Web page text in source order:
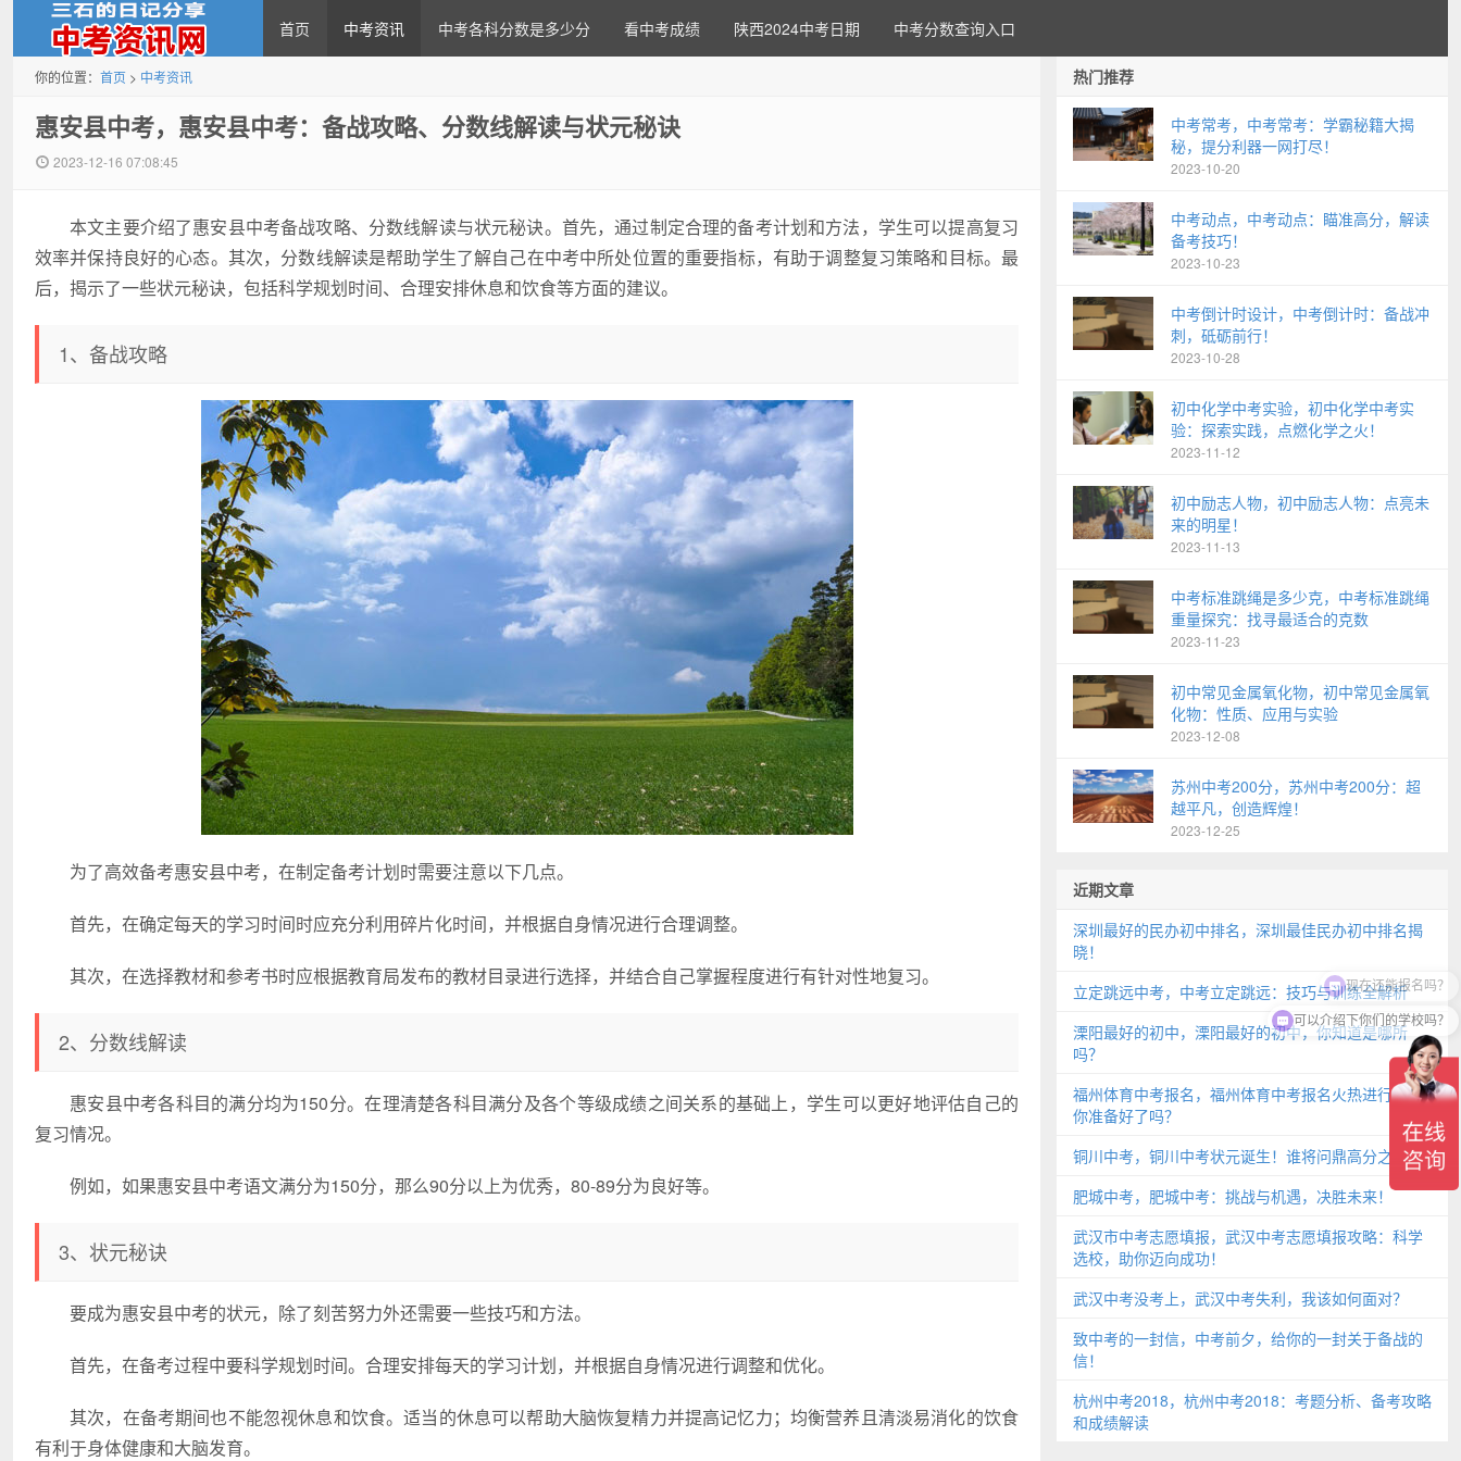
中考资讯网
首页 中考资讯 中考各科分数是多少分 看中考成绩 陕西2024中考日期 中考分数查询入口
你的位置： 首页 > 中考资讯
惠安县中考，惠安县中考：备战攻略、分数线解读与状元秘诀
2023-12-16 07:08:45
本文主要介绍了惠安县中考备战攻略、分数线解读与状元秘诀。首先，通过制定合理的备考计划和方法，学生可以提高复习
效率并保持良好的心态。其次，分数线解读是帮助学生了解自己在中考中所处位置的重要指标，有助于调整复习策略和目标。最
后，揭示了一些状元秘诀，包括科学规划时间、合理安排休息和饮食等方面的建议。
1、备战攻略
为了高效备考惠安县中考，在制定备考计划时需要注意以下几点。
首先，在确定每天的学习时间时应充分利用碎片化时间，并根据自身情况进行合理调整。
其次，在选择教材和参考书时应根据教育局发布的教材目录进行选择，并结合自己掌握程度进行有针对性地复习。
2、分数线解读
惠安县中考各科目的满分均为150分。在理清楚各科目满分及各个等级成绩之间关系的基础上，学生可以更好地评估自己的
复习情况。
例如，如果惠安县中考语文满分为150分，那么90分以上为优秀，80-89分为良好等。
3、状元秘诀
要成为惠安县中考的状元，除了刻苦努力外还需要一些技巧和方法。
首先，在备考过程中要科学规划时间。合理安排每天的学习计划，并根据自身情况进行调整和优化。
其次，在备考期间也不能忽视休息和饮食。适当的休息可以帮助大脑恢复精力并提高记忆力；均衡营养且清淡易消化的饮食
有利于身体健康和大脑发育。
热门推荐
中考常考，中考常考：学霸秘籍大揭
秘，提分利器一网打尽！
2023-10-20
中考动点，中考动点：瞄准高分，解读
备考技巧！
2023-10-23
中考倒计时设计，中考倒计时：备战冲
刺，砥砺前行！
2023-10-28
初中化学中考实验，初中化学中考实
验：探索实践，点燃化学之火！
2023-11-12
初中励志人物，初中励志人物：点亮未
来的明星！
2023-11-13
中考标准跳绳是多少克，中考标准跳绳
重量探究：找寻最适合的克数
2023-11-23
初中常见金属氧化物，初中常见金属氧
化物：性质、应用与实验
2023-12-08
苏州中考200分，苏州中考200分：超
越平凡，创造辉煌！
2023-12-25
近期文章
深圳最好的民办初中排名，深圳最佳民办初中排名揭
晓！
立定跳远中考，中考立定跳远：技巧与训练全解析
溧阳最好的初中，溧阳最好的初中，你知道是哪所
吗？
福州体育中考报名，福州体育中考报名火热进行中，
你准备好了吗？
铜川中考，铜川中考状元诞生！谁将问鼎高分之巅？
肥城中考，肥城中考：挑战与机遇，决胜未来！
武汉市中考志愿填报，武汉中考志愿填报攻略：科学
选校，助你迈向成功！
武汉中考没考上，武汉中考失利，我该如何面对？
致中考的一封信，中考前夕，给你的一封关于备战的
信！
杭州中考2018，杭州中考2018：考题分析、备考攻略
和成绩解读
可以介绍下你们的学校吗？